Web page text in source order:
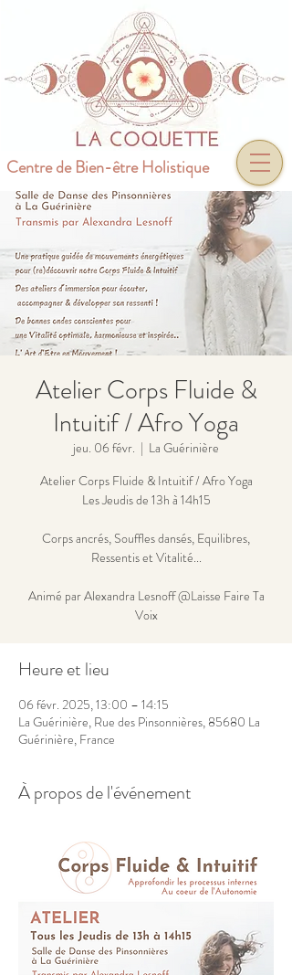
Centre de Bien-être Holistique
Atelier Corps Fluide &
Intuitif / Afro Yoga
jeu. 06 févr.
  |
La Guérinière
Atelier Corps Fluide & Intuitif / Afro Yoga
Les Jeudis de 13h à 14h15
Corps ancrés, Souffles dansés, Equilibres,
Ressentis et Vitalité...
Animé par Alexandra Lesnoff @Laisse Faire Ta
Voix
Heure et lieu
06 févr. 2025, 13:00 – 14:15
La Guérinière, Rue des Pinsonnières, 85680 La
Guérinière, France
À propos de l'événement